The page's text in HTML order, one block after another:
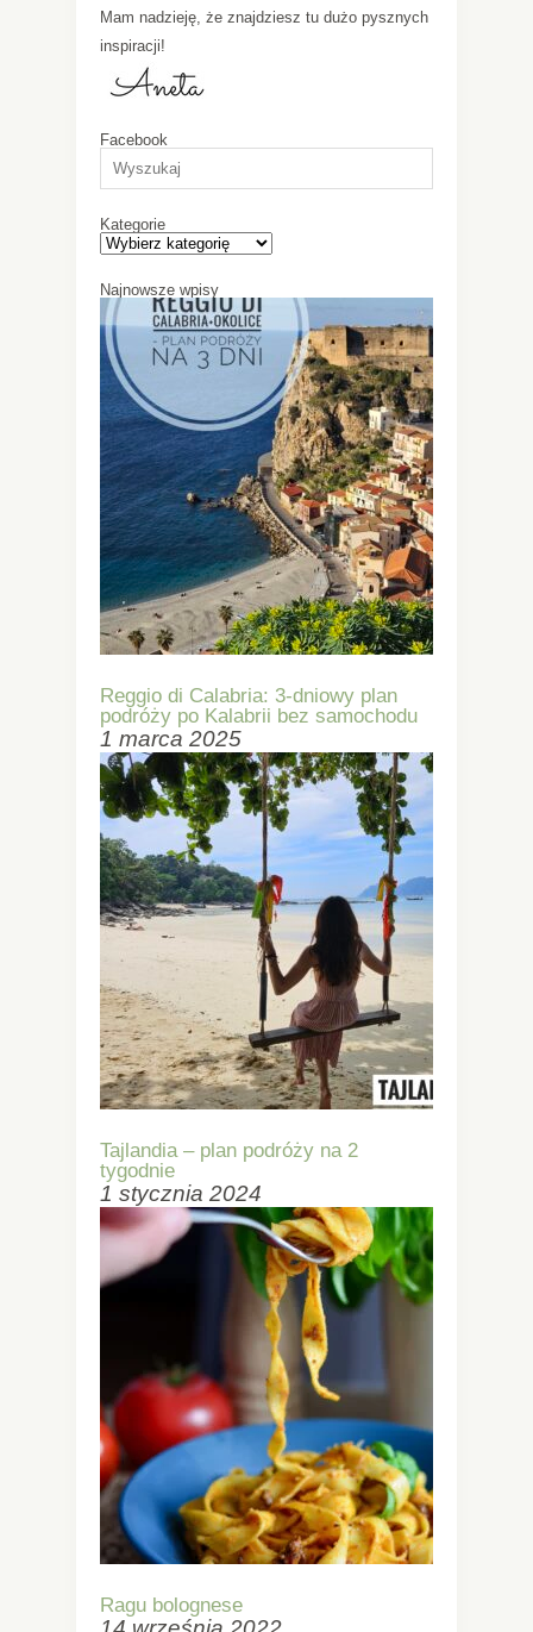
Mam nadzieję, że znajdziesz tu dużo pysznych
inspiracji!
Facebook
Kategorie
Najnowsze wpisy
Reggio di Calabria: 3-dniowy plan
podróży po Kalabrii bez samochodu
1 marca 2025
Tajlandia – plan podróży na 2
tygodnie
1 stycznia 2024
Ragu bolognese